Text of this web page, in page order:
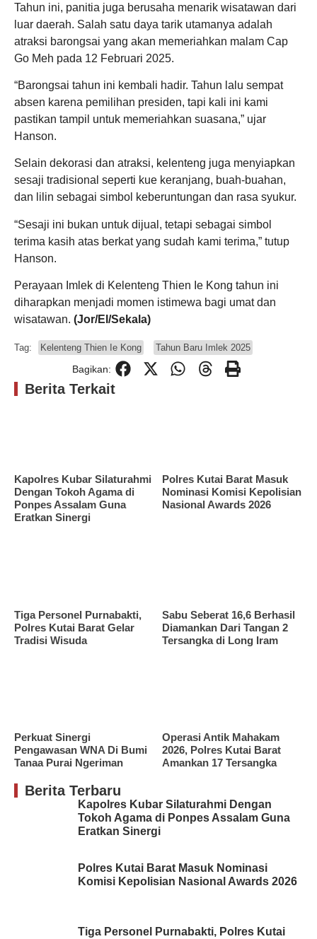
Tahun ini, panitia juga berusaha menarik wisatawan dari
luar daerah. Salah satu daya tarik utamanya adalah
atraksi barongsai yang akan memeriahkan malam Cap
Go Meh pada 12 Februari 2025.
“Barongsai tahun ini kembali hadir. Tahun lalu sempat
absen karena pemilihan presiden, tapi kali ini kami
pastikan tampil untuk memeriahkan suasana,” ujar
Hanson.
Selain dekorasi dan atraksi, kelenteng juga menyiapkan
sesaji tradisional seperti kue keranjang, buah-buahan,
dan lilin sebagai simbol keberuntungan dan rasa syukur.
“Sesaji ini bukan untuk dijual, tetapi sebagai simbol
terima kasih atas berkat yang sudah kami terima,” tutup
Hanson.
Perayaan Imlek di Kelenteng Thien Ie Kong tahun ini
diharapkan menjadi momen istimewa bagi umat dan
wisatawan. (Jor/El/Sekala)
Tag: Kelenteng Thien Ie Kong Tahun Baru Imlek 2025
Bagikan:
Berita Terkait
Kapolres Kubar Silaturahmi
Dengan Tokoh Agama di
Ponpes Assalam Guna
Eratkan Sinergi
Polres Kutai Barat Masuk
Nominasi Komisi Kepolisian
Nasional Awards 2026
Tiga Personel Purnabakti,
Polres Kutai Barat Gelar
Tradisi Wisuda
Sabu Seberat 16,6 Berhasil
Diamankan Dari Tangan 2
Tersangka di Long Iram
Perkuat Sinergi
Pengawasan WNA Di Bumi
Tanaa Purai Ngeriman
Operasi Antik Mahakam
2026, Polres Kutai Barat
Amankan 17 Tersangka
Berita Terbaru
Kapolres Kubar Silaturahmi Dengan
Tokoh Agama di Ponpes Assalam Guna
Eratkan Sinergi
Polres Kutai Barat Masuk Nominasi
Komisi Kepolisian Nasional Awards 2026
Tiga Personel Purnabakti, Polres Kutai